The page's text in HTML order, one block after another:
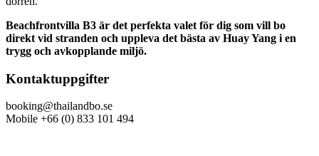
Beachfrontvilla B3 är det perfekta valet för dig som vill bo
direkt vid stranden och uppleva det bästa av Huay Yang i en
trygg och avkopplande miljö.
Kontaktuppgifter
booking@thailandbo.se
Mobile +66 (0) 833 101 494